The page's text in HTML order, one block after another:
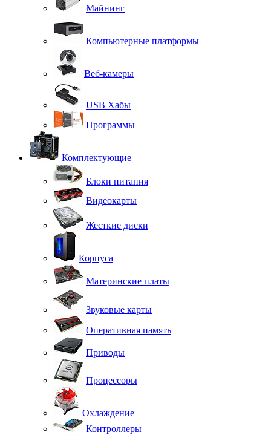
Майнинг
Компьютерные платформы
Веб-камеры
USB Хабы
Программы
Комплектующие
Блоки питания
Видеокарты
Жесткие диски
Корпуса
Материнские платы
Звуковые карты
Оперативная память
Приводы
Процессоры
Охлаждение
Контроллеры